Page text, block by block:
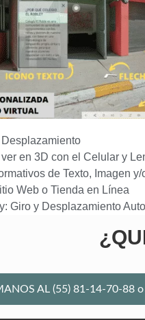
en 3D con el Celular y
de Texto, Imagen
Web o Tienda en Línea
Giro y Desplazamiento
AL (55) 81-14-70-88